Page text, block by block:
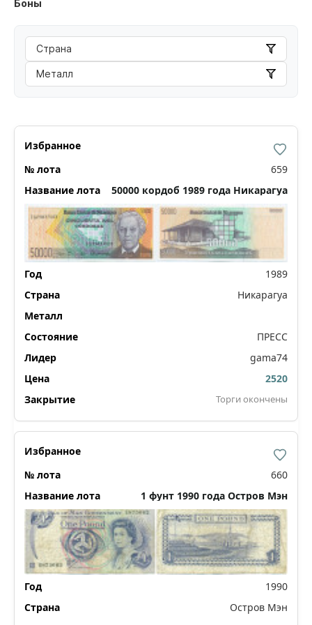
Боны
Страна
Металл
659
50000 кордоб 1989 года Никарагуа
1989
Никарагуа
ПРЕСС
gama74
2520
Торги окончены
660
1 фунт 1990 года Остров Мэн
1990
Остров Мэн